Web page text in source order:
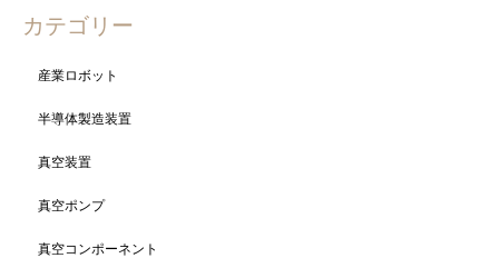
カテゴリー
産業ロボット
半導体製造装置
真空装置
真空ポンプ
真空コンポーネント